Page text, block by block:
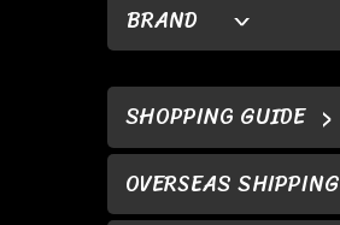
BRAND
SHOPPING GUIDE
OVERSEAS SHIPPING